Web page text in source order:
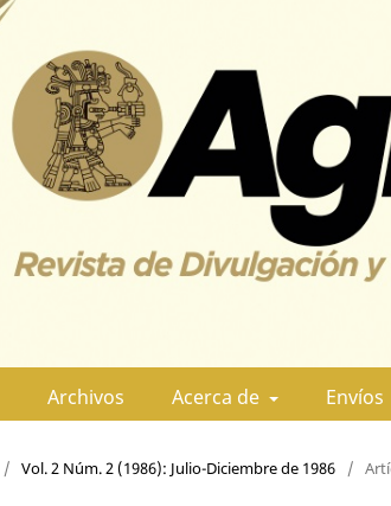
Archivos Acerca de Envíos
/ Vol. 2 Núm. 2 (1986): Julio-Diciembre de 1986 /